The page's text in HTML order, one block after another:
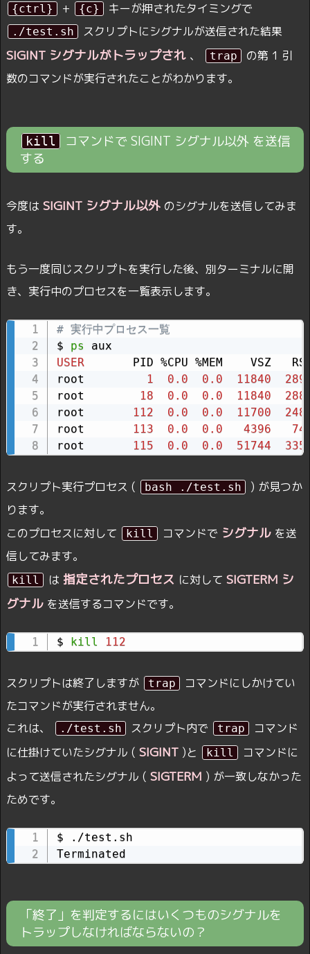
{ctrl} + {c} キーが押されたタイミングで
./test.sh スクリプトにシグナルが送信された結果
SIGINT シグナルがトラップされ 、 trap
の第 1 引
数のコマンドが実行されたことがわかります。
kill
コマンドで SIGINT シグナル以外 を送信
する
今度は SIGINT シグナル以外 のシグナルを送信してみま
す。
もう一度同じスクリプトを実行した後、別ターミナルに開
き、実行中のプロセスを一覧表示します。
# 実行中プロセス一覧
$ ps
USER
PID %CPU %MEM    VSZ
root
1 0.0 0.0 11840
root
18 0.0 0.0 11840
root
112 0.0 0.0 11700
root
113 0.0 0.0 4396
root
115 0.0 0.0 51744
スクリプト実行プロセス ( bash ./test.sh
) が見つか
ります。
このプロセスに対して
kill コマンドで シグナル を送
信してみます。
kill は 指定されたプロセス に対して SIGTERM シ
グナル を送信するコマンドです。
$ kill 112
スクリプトは終了しますが trap
コマンドにしかけてい
たコマンドが実行されません。
これは、
./test.sh スクリプト内で trap
コマンド
に仕掛けていたシグナル ( SIGINT )と kill
コマンドに
よって送信されたシグナル ( SIGTERM ) が一致しなかった
ためです。
$ ./test.sh
Terminated
「終了」を判定するにはいくつものシグナルを
トラップしなければならないの？